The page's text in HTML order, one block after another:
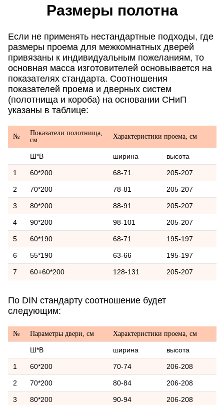
Размеры полотна
Если не применять нестандартные подходы, где
размеры проема для межкомнатных дверей
привязаны к индивидуальным пожеланиям, то
основная масса изготовителей основывается на
показателях стандарта. Соотношения
показателей проема и дверных систем
(полотнища и короба) на основании СНиП
указаны в таблице:
№
Показатели полотнища,
см
Характеристики проема, см
Ш*В ширина высота
1 60*200 68-71 205-207
2 70*200 78-81 205-207
3 80*200 88-91 205-207
4 90*200 98-101 205-207
5 60*190 68-71 195-197
6 55*190 63-66 195-197
7 60+60*200 128-131 205-207
По DIN стандарту соотношение будет
следующим:
№ Параметры двери, см Характеристики проема, см
Ш*В ширина высота
1 60*200 70-74 206-208
2 70*200 80-84 206-208
3 80*200 90-94 206-208